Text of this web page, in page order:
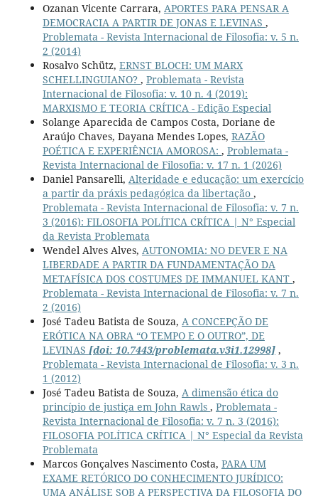
Ozanan Vicente Carrara, APORTES PARA PENSAR A
DEMOCRACIA A PARTIR DE JONAS E LEVINAS ,
Problemata - Revista Internacional de Filosofia: v. 5 n.
2 (2014)
Rosalvo Schütz, ERNST BLOCH: UM MARX
SCHELLINGUIANO? , Problemata - Revista
Internacional de Filosofia: v. 10 n. 4 (2019):
MARXISMO E TEORIA CRÍTICA - Edição Especial
Solange Aparecida de Campos Costa, Doriane de
Araújo Chaves, Dayana Mendes Lopes, RAZÃO
POÉTICA E EXPERIÊNCIA AMOROSA: , Problemata -
Revista Internacional de Filosofia: v. 17 n. 1 (2026)
Daniel Pansarelli, Alteridade e educação: um exercício
a partir da práxis pedagógica da libertação ,
Problemata - Revista Internacional de Filosofia: v. 7 n.
3 (2016): FILOSOFIA POLÍTICA CRÍTICA | N° Especial
da Revista Problemata
Wendel Alves Alves, AUTONOMIA: NO DEVER E NA
LIBERDADE A PARTIR DA FUNDAMENTAÇÃO DA
METAFÍSICA DOS COSTUMES DE IMMANUEL KANT ,
Problemata - Revista Internacional de Filosofia: v. 7 n.
2 (2016)
José Tadeu Batista de Souza, A CONCEPÇÃO DE
ERÓTICA NA OBRA “O TEMPO E O OUTRO”, DE
LEVINAS [doi: 10.7443/problemata.v3i1.12998],
Problemata - Revista Internacional de Filosofia: v. 3 n.
1 (2012)
José Tadeu Batista de Souza, A dimensão ética do
princípio de justiça em John Rawls , Problemata -
Revista Internacional de Filosofia: v. 7 n. 3 (2016):
FILOSOFIA POLÍTICA CRÍTICA | N° Especial da Revista
Problemata
Marcos Gonçalves Nascimento Costa, PARA UM
EXAME RETÓRICO DO CONHECIMENTO JURÍDICO:
UMA ANÁLISE SOB A PERSPECTIVA DA FILOSOFIA DO